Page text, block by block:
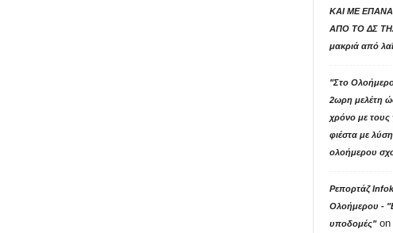
ΚΑΙ ΜΕ
ΑΠΟ ΤΟ ΔΣ ΤΗΣ
μακριά από
"Στο
2ωρη μελέτη
χρόνο με τους
φιέστα με
ολοήμερου
Ρεπορτάζ
Ολοήμερου -
υποδομές"on